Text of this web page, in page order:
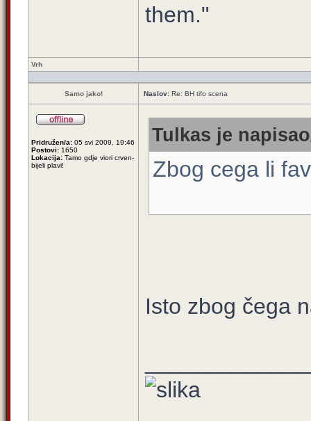
them."
Vrh
Samo jako! Naslov: Re: BH tifo scena
Pridružen/a: 05 svi 2009, 19:46
Postovi: 1650
Lokacija: Tamo gdje viori crven-
bijeli plavi!
Tulkas je
Zbog cega li
Isto zbog čega